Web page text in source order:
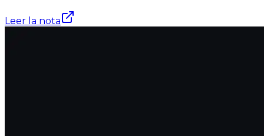
Leer la nota